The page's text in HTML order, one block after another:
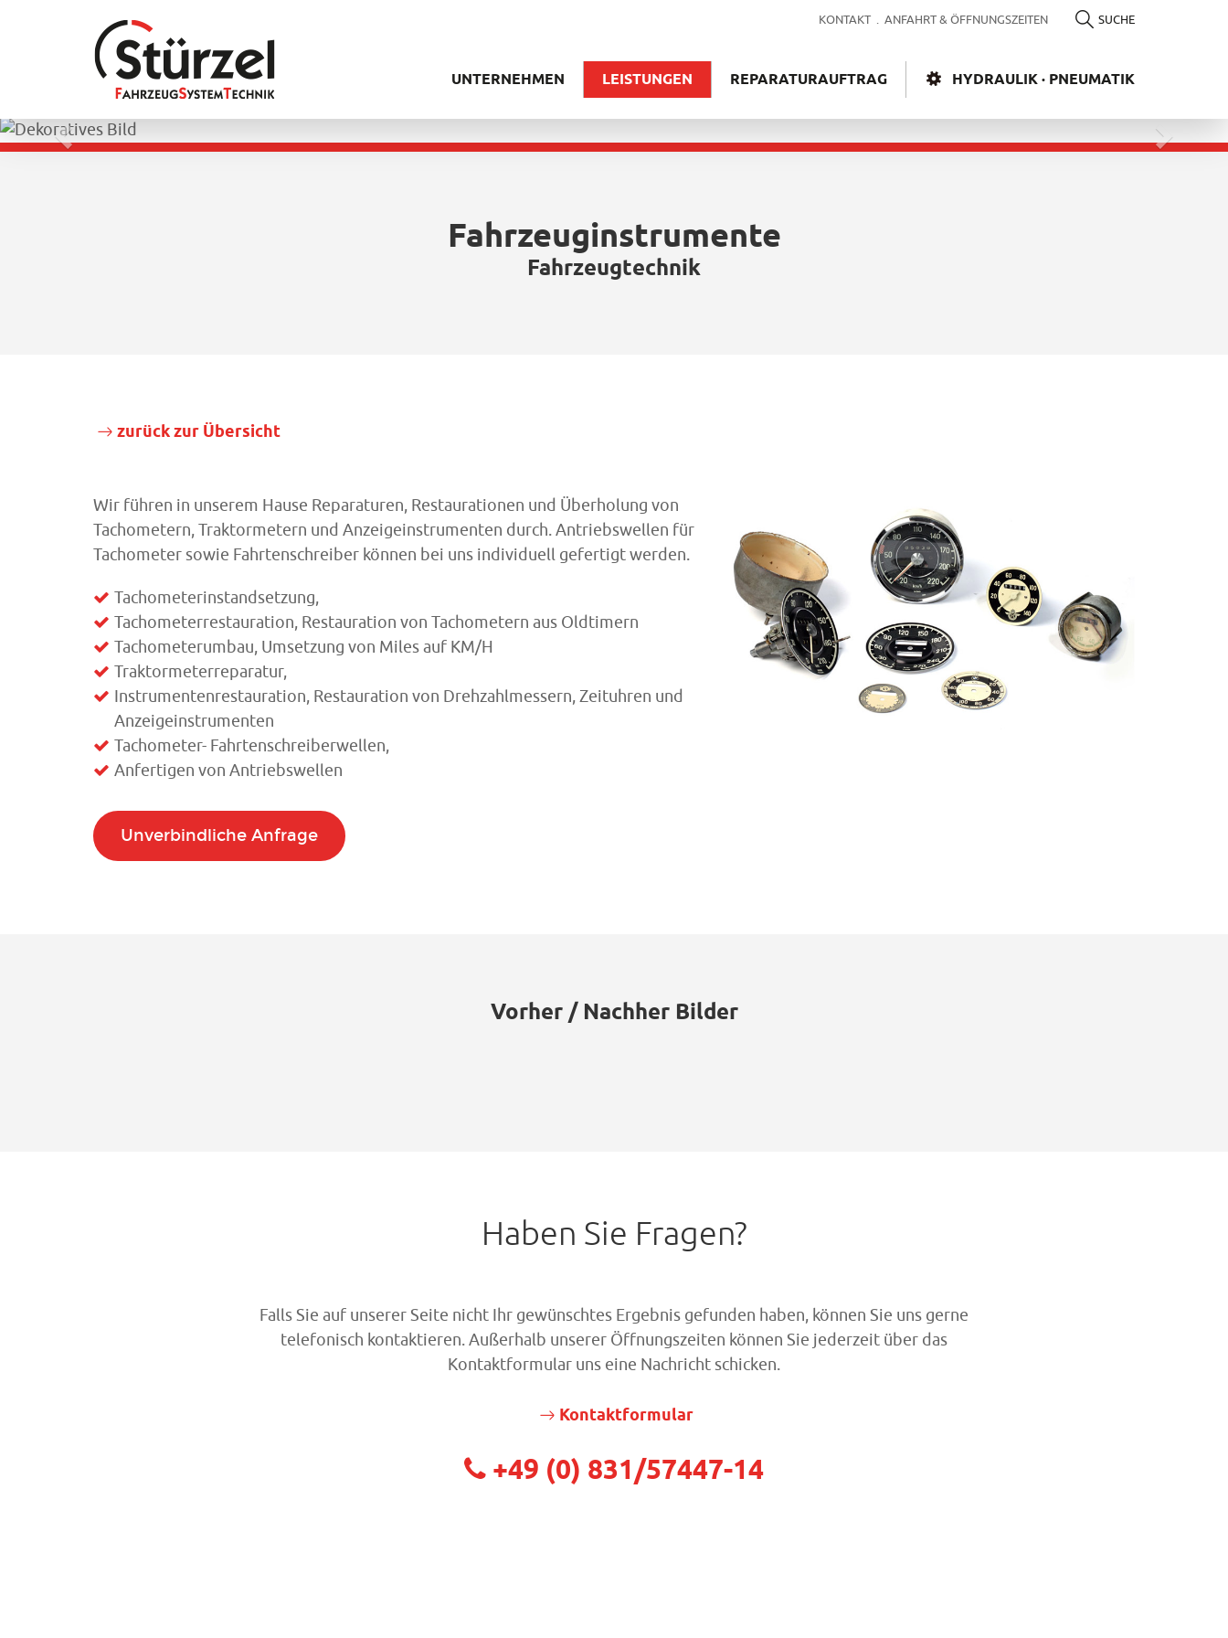
SUCHE
KONTAKT . ANFAHRT & ÖFFNUNGSZEITEN
UNTERNEHMEN LEISTUNGEN REPARATURAUFTRAG HYDRAULIK · PNEUMATIK
Zurück
Fahrzeuginstrumente
Fahrzeugtechnik
zurück zur Übersicht
Wir führen in unserem Hause Reparaturen, Restaurationen und Überholung von
Tachometern, Traktormetern und Anzeigeinstrumenten durch. Antriebswellen für
Tachometer sowie Fahrtenschreiber können bei uns individuell gefertigt werden.
Tachometerinstandsetzung,
Tachometerrestauration, Restauration von Tachometern aus Oldtimern
Tachometerumbau, Umsetzung von Miles auf KM/H
Traktormeterreparatur,
Instrumentenrestauration, Restauration von Drehzahlmessern, Zeituhren und
Anzeigeinstrumenten
Tachometer- Fahrtenschreiberwellen,
Anfertigen von Antriebswellen
Unverbindliche Anfrage
Vorher / Nachher Bilder
Haben Sie Fragen?
Falls Sie auf unserer Seite nicht Ihr gewünschtes Ergebnis gefunden haben, können Sie uns gerne
telefonisch kontaktieren. Außerhalb unserer Öffnungszeiten können Sie jederzeit über das
Kontaktformular uns eine Nachricht schicken.
Kontaktformular
+49 (0) 831/57447-14